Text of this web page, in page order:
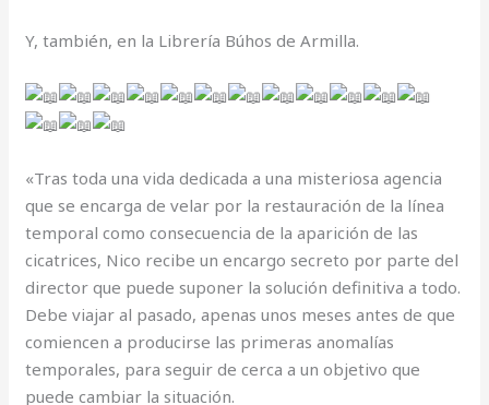
Y, también, en la Librería Búhos de Armilla.
«Tras toda una vida dedicada a una misteriosa agencia
que se encarga de velar por la restauración de la línea
temporal como consecuencia de la aparición de las
cicatrices, Nico recibe un encargo secreto por parte del
director que puede suponer la solución definitiva a todo.
Debe viajar al pasado, apenas unos meses antes de que
comiencen a producirse las primeras anomalías
temporales, para seguir de cerca a un objetivo que
puede cambiar la situación.